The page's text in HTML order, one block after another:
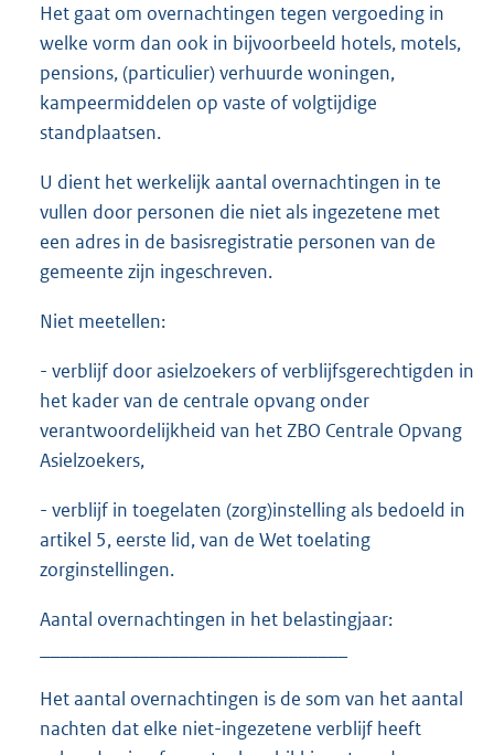
Het gaat om overnachtingen tegen vergoeding in
welke vorm dan ook in bijvoorbeeld hotels, motels,
pensions, (particulier) verhuurde woningen,
kampeermiddelen op vaste of volgtijdige
standplaatsen.
U dient het werkelijk aantal overnachtingen in te
vullen door personen die niet als ingezetene met
een adres in de basisregistratie personen van de
gemeente zijn ingeschreven.
Niet meetellen:
- verblijf door asielzoekers of verblijfsgerechtigden in
het kader van de centrale opvang onder
verantwoordelijkheid van het ZBO Centrale Opvang
Asielzoekers,
- verblijf in toegelaten (zorg)instelling als bedoeld in
artikel 5, eerste lid, van de Wet toelating
zorginstellingen.
Aantal overnachtingen in het belastingjaar:
Het aantal overnachtingen is de som van het aantal
nachten dat elke niet-ingezetene verblijf heeft